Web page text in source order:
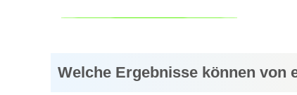
Welche Ergebnisse können